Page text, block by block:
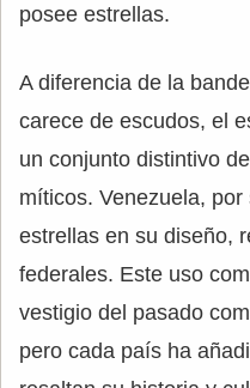
posee estrellas.
A diferencia de la
carece de escudos, el
un conjunto distintivo
míticos. Venezuela,
estrellas en su diseño,
federales. Este uso
vestigio del pasado
pero cada país ha